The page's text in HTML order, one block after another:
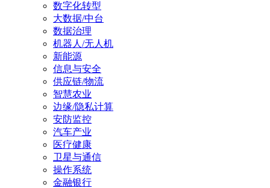
数字化转型
大数据/中台
数据治理
机器人/无人机
新能源
信息与安全
供应链/物流
智慧农业
边缘/隐私计算
安防监控
汽车产业
医疗健康
卫星与通信
操作系统
金融银行